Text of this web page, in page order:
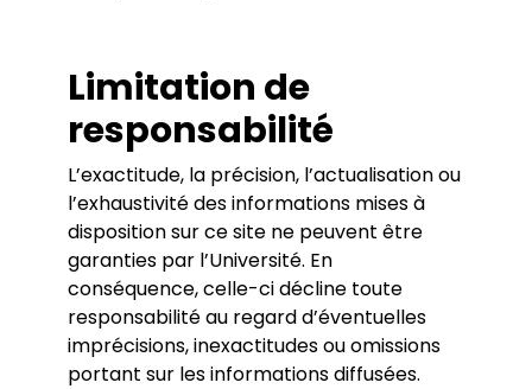
Limitation de
responsabilité
L’exactitude, la précision, l’actualisation ou
l’exhaustivité des informations mises à
disposition sur ce site ne peuvent être
garanties par l’Université. En
conséquence, celle-ci décline toute
responsabilité au regard d’éventuelles
imprécisions, inexactitudes ou omissions
portant sur les informations diffusées.